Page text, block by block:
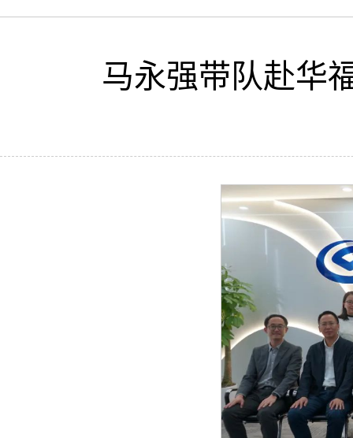
马永强带队赴华